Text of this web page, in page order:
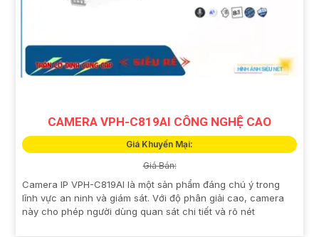
CAMERA VPH-C819AI CÔNG NGHỆ CAO
Giá Khuyến Mại:
Giá Bán:
Camera IP VPH-C819AI là một sản phẩm đáng chú ý trong
lĩnh vực an ninh và giám sát. Với độ phân giải cao, camera
này cho phép người dùng quan sát chi tiết và rõ nét